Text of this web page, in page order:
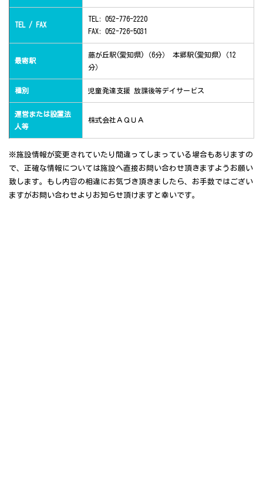
TEL / FAX
TEL: 052-776-2220
FAX: 052-726-5031
最寄駅
藤が丘駅(愛知県)（6分） 本郷駅(愛知県)（12
分）
種別 児童発達支援 放課後等デイサービス
運営または設置法
人等
株式会社ＡＱＵＡ
※施設情報が変更されていたり間違ってしまっている場合もありますの
で、正確な情報については施設へ直接お問い合わせ頂きますようお願い
致します。もし内容の相違にお気づき頂きましたら、お手数ではござい
ますがお問い合わせよりお知らせ頂けますと幸いです。